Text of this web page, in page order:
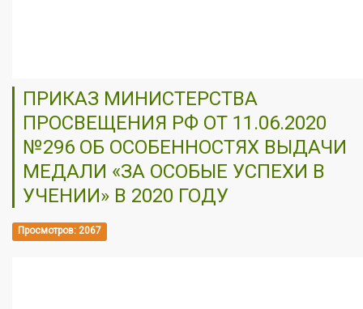
ПРИКАЗ МИНИСТЕРСТВА
ПРОСВЕЩЕНИЯ РФ ОТ 11.06.2020
№296 ОБ ОСОБЕННОСТЯХ ВЫДАЧИ
МЕДАЛИ «ЗА ОСОБЫЕ УСПЕХИ В
УЧЕНИИ» В 2020 ГОДУ
Просмотров: 2067